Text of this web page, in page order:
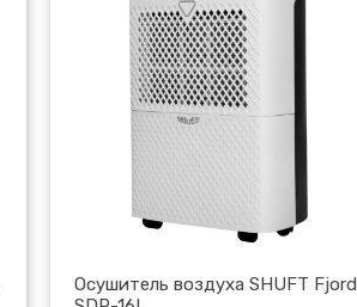
Осушитель воздуха SHUFT Fjord